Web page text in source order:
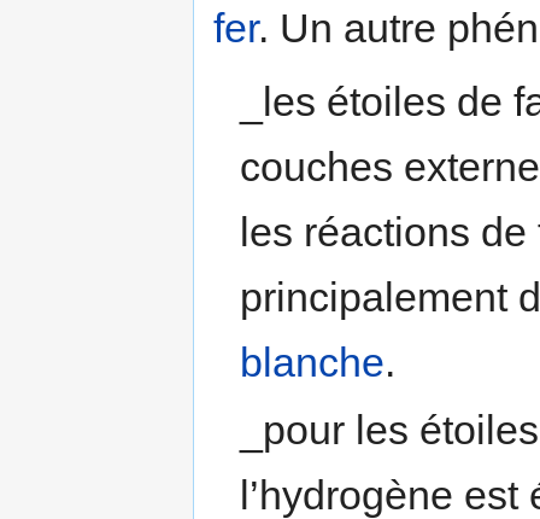
fer. Un autre
_les étoiles de
couches
les réactions
principalement
blanche.
_pour les
l’hydrogène